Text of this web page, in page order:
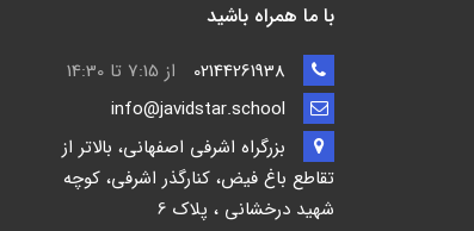
با ما همراه باشید
از 7:15 تا 14:30
بزرگراه اشرفی اصفهانی، بالاتر از
تقاطع باغ فیض، کنارگذر اشرفی، کوچه
شهید درخشانی ، پلاک 6